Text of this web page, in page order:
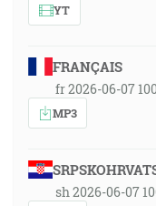
YT
FRANÇAIS
fr 2026-06-07
MP3
sh 2026-06-07